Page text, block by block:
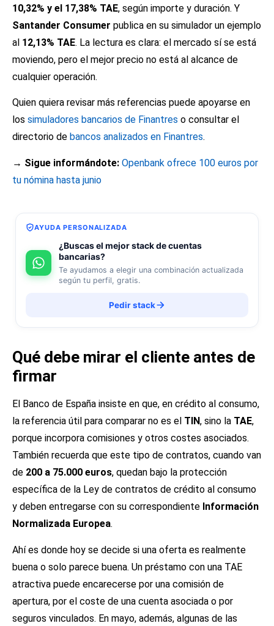
10,32% y el 17,38% TAE, según importe y duración. Y
Santander Consumer publica en su simulador un ejemplo
al 12,13% TAE. La lectura es clara: el mercado sí se está
moviendo, pero el mejor precio no está al alcance de
cualquier operación.
Quien quiera revisar más referencias puede apoyarse en
los simuladores bancarios de Finantres o consultar el
directorio de bancos analizados en Finantres.
→ Sigue informándote: Openbank ofrece 100 euros por
tu nómina hasta junio
AYUDA PERSONALIZADA
¿Buscas el mejor stack de cuentas
bancarias?
Te ayudamos a elegir una combinación actualizada
según tu perfil, gratis.
Pedir stack
Qué debe mirar el cliente antes de
firmar
El Banco de España insiste en que, en crédito al consumo,
la referencia útil para comparar no es el TIN, sino la TAE,
porque incorpora comisiones y otros costes asociados.
También recuerda que este tipo de contratos, cuando van
de 200 a 75.000 euros, quedan bajo la protección
específica de la Ley de contratos de crédito al consumo
y deben entregarse con su correspondiente Información
Normalizada Europea.
Ahí es donde hoy se decide si una oferta es realmente
buena o solo parece buena. Un préstamo con una TAE
atractiva puede encarecerse por una comisión de
apertura, por el coste de una cuenta asociada o por
seguros vinculados. En mayo, además, algunas de las